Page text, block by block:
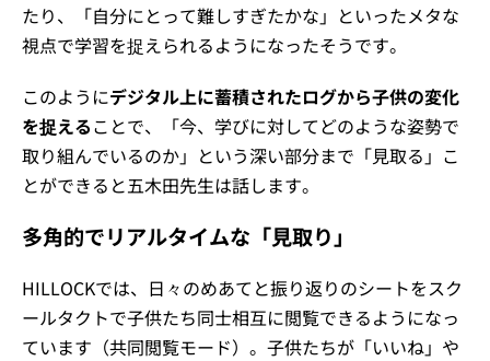
たり、「自分にとって難しすぎたかな」といったメタな
視点で学習を捉えられるようになったそうです。
このようにデジタル上に蓄積されたログから子供の変化
を捉えることで、「今、学びに対してどのような姿勢で
取り組んでいるのか」という深い部分まで「見取る」こ
とができると五木田先生は話します。
多角的でリアルタイムな「見取り」
HILLOCKでは、日々のめあてと振り返りのシートをスク
ールタクトで子供たち同士相互に閲覧できるようになっ
ています（共同閲覧モード）。子供たちが「いいね」や